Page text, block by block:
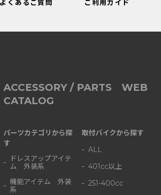
ACCESSORY / PARTS WEB
CATALOG
パーツカテゴリから探
す
ドレスアップアイテ
ム 外装系
機能アイテム 外装
系
取付バイクから探す
ALL
401cc以上
251-400cc